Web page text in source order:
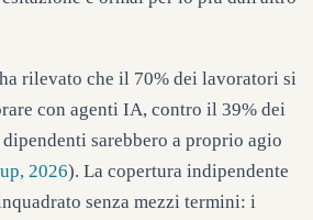
rilevato che il 70% dei lavoratori si
con agenti IA, contro il 39% dei
sarebbero a proprio agio
2026). La copertura indipendente
senza mezzi termini: i